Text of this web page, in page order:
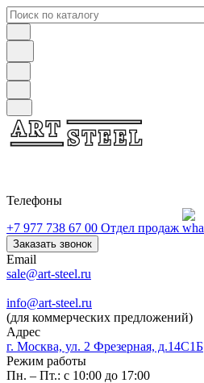
Телефоны
+7 977 738 67 00 Отдел продаж
Заказать звонок
Email
sale@art-steel.ru
info@art-steel.ru
(для коммерческих предложений)
Адрес
г. Москва, ул. 2 Фрезерная, д.14С1Б
Режим работы
Пн. – Пт.: с 10:00 до 17:00